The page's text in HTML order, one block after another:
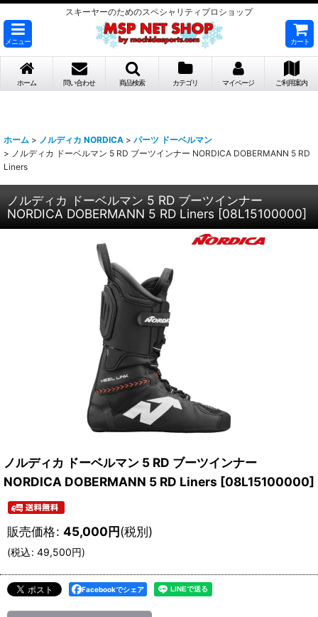
スキーヤーのためのスペシャリティプロショップ
メニュー カート
ホーム 問い合わせ 商品検索 カテゴリ マイページ ご利用案内
ホーム > ノルディカ NORDICA > パーツ ドーベルマン
> ノルディカ ドーベルマン 5 RD ブーツインナー NORDICA DOBERMANN 5 RD
Liners
ノルディカ ドーベルマン 5 RD ブーツインナー
NORDICA DOBERMANN 5 RD Liners [08L15100000]
ノルディカ ドーベルマン 5 RD ブーツインナー
NORDICA DOBERMANN 5 RD Liners [08L15100000]
販売価格: 45,000円(税別)
(税込: 49,500円)
Facebookでシェア